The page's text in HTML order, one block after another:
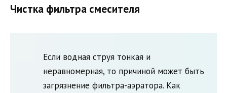
Чистка фильтра смесителя
Если водная струя тонкая и
неравномерная, то причиной может быть
загрязнение фильтра-аэратора. Как